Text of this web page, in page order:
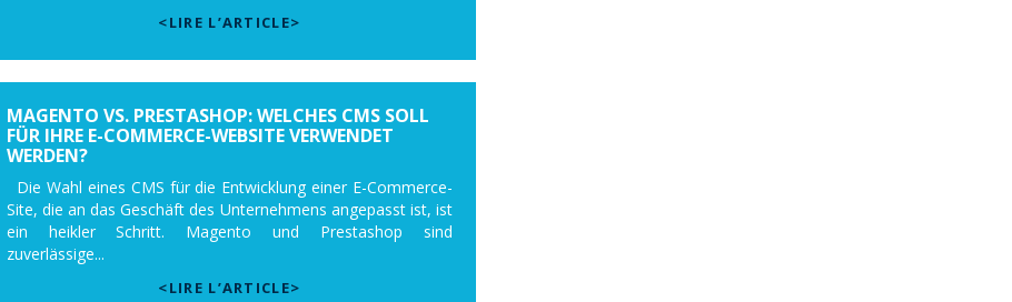
<LIRE L’ARTICLE>
MAGENTO VS. PRESTASHOP: WELCHES CMS SOLL
FÜR IHRE E-COMMERCE-WEBSITE VERWENDET
WERDEN?
Die Wahl eines CMS für die Entwicklung einer E-Commerce-
Site, die an das Geschäft des Unternehmens angepasst ist, ist
ein heikler Schritt. Magento und Prestashop sind
zuverlässige...
<LIRE L’ARTICLE>